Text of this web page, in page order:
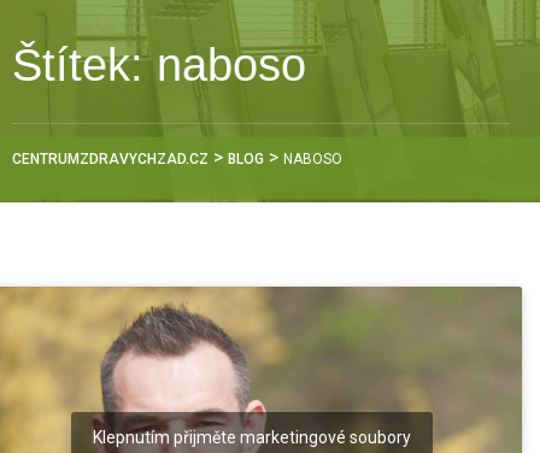
Štítek:naboso
CENTRUMZDRAVYCHZAD.CZ > BLOG > NABOSO
Klepnutím přijměte marketingové soubory